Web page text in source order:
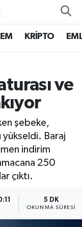
KRİPTO
ve
şebeke,
yükseldi. Baraj
indirim
250
çıktı.
5 DK
OKUNMA SÜRESI